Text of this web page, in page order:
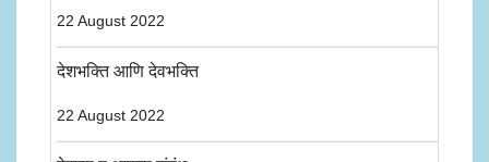
22 August 2022
देशभक्ति आणि देवभक्ति
22 August 2022